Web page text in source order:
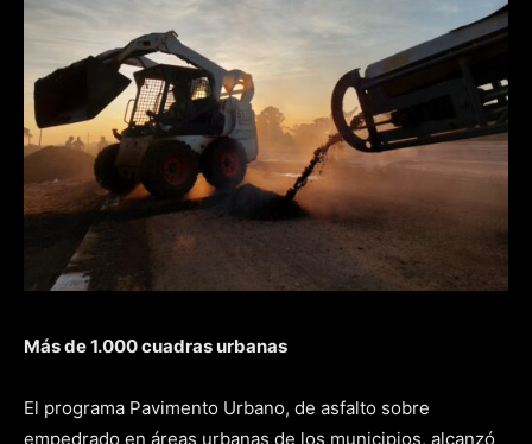
Más de 1.000 cuadras urbanas
El programa Pavimento Urbano, de asfalto sobre
empedrado en áreas urbanas de los municipios, alcanzó